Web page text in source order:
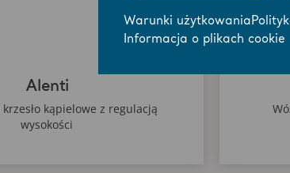
Alenti
kąpielowe z regulacją
wysokości
Warunki użytkowania
Informacja o plikach cookie